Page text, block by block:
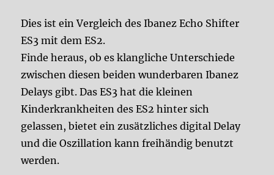
Dies ist ein Vergleich des Ibanez Echo Shifter
ES3 mit dem ES2.
Finde heraus, ob es klangliche Unterschiede
zwischen diesen beiden wunderbaren Ibanez
Delays gibt. Das ES3 hat die kleinen
Kinderkrankheiten des ES2 hinter sich
gelassen, bietet ein zusätzliches digital Delay
und die Oszillation kann freihändig benutzt
werden.